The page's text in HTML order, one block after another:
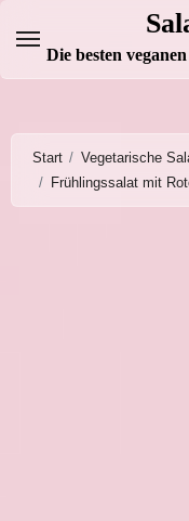
Inhalt
springen
Die besten
Start
Vegetarische
Frühlingssalat mit